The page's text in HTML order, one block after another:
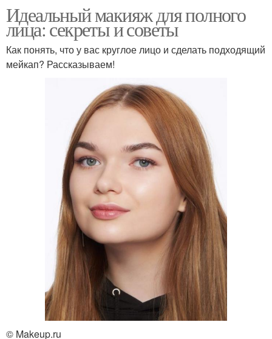
Идеальный макияж для полного
лица: секреты и советы
Как понять, что у вас круглое лицо и сделать подходящий
мейкап? Рассказываем!
© Makeup.ru